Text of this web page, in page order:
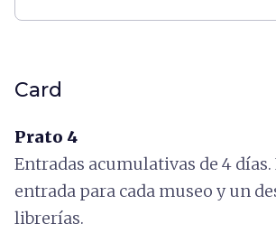
Card
Prato 4
Entradas acumulativas de 4
entrada para cada museo y un
librerías.